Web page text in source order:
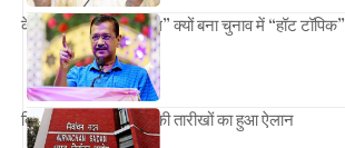
केजरीवाल का “शीशमहल” क्यों बना चुनाव में “हॉट टॉपिक”
दिल्ली विधानसभा चुनाव की तारीखों का हुआ ऐलान